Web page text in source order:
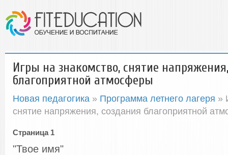
Игры на знакомство, снятие
благоприятной атмосферы
Новая педагогика » Программа летнего лагеря »
снятие напряжения, создания благоприятной
Страница 1
"Твое имя"